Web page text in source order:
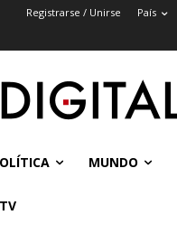
Registrarse / Unirse País
MUNDO